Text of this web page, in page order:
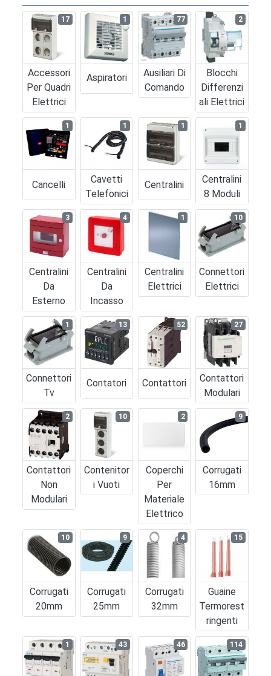
Accessori
Per Quadri
Elettrici
17
Aspiratori
1
Ausiliari Di
Comando
77
Blocchi
Differenzi
Ali Elettrici
2
Cancelli
1
Cavetti
Telefonici
1
Centralini
1
Centralini
8 Moduli
1
Centralini
Da
Esterno
3
Centralini
Da
Incasso
4
Centralini
Elettrici
1
Connettori
Elettrici
10
Connettori
Tv
1
Contatori
13
Contattori
52
Contattori
Modulari
27
Contattori
Non
Modulari
2
Contenitor
I Vuoti
10
Coperchi
Per
Materiale
Elettrico
2
Corrugati
16mm
9
Corrugati
20mm
10
Corrugati
25mm
9
Corrugati
32mm
4
Guaine
Termorest
Ringenti
15
1 43 46 114